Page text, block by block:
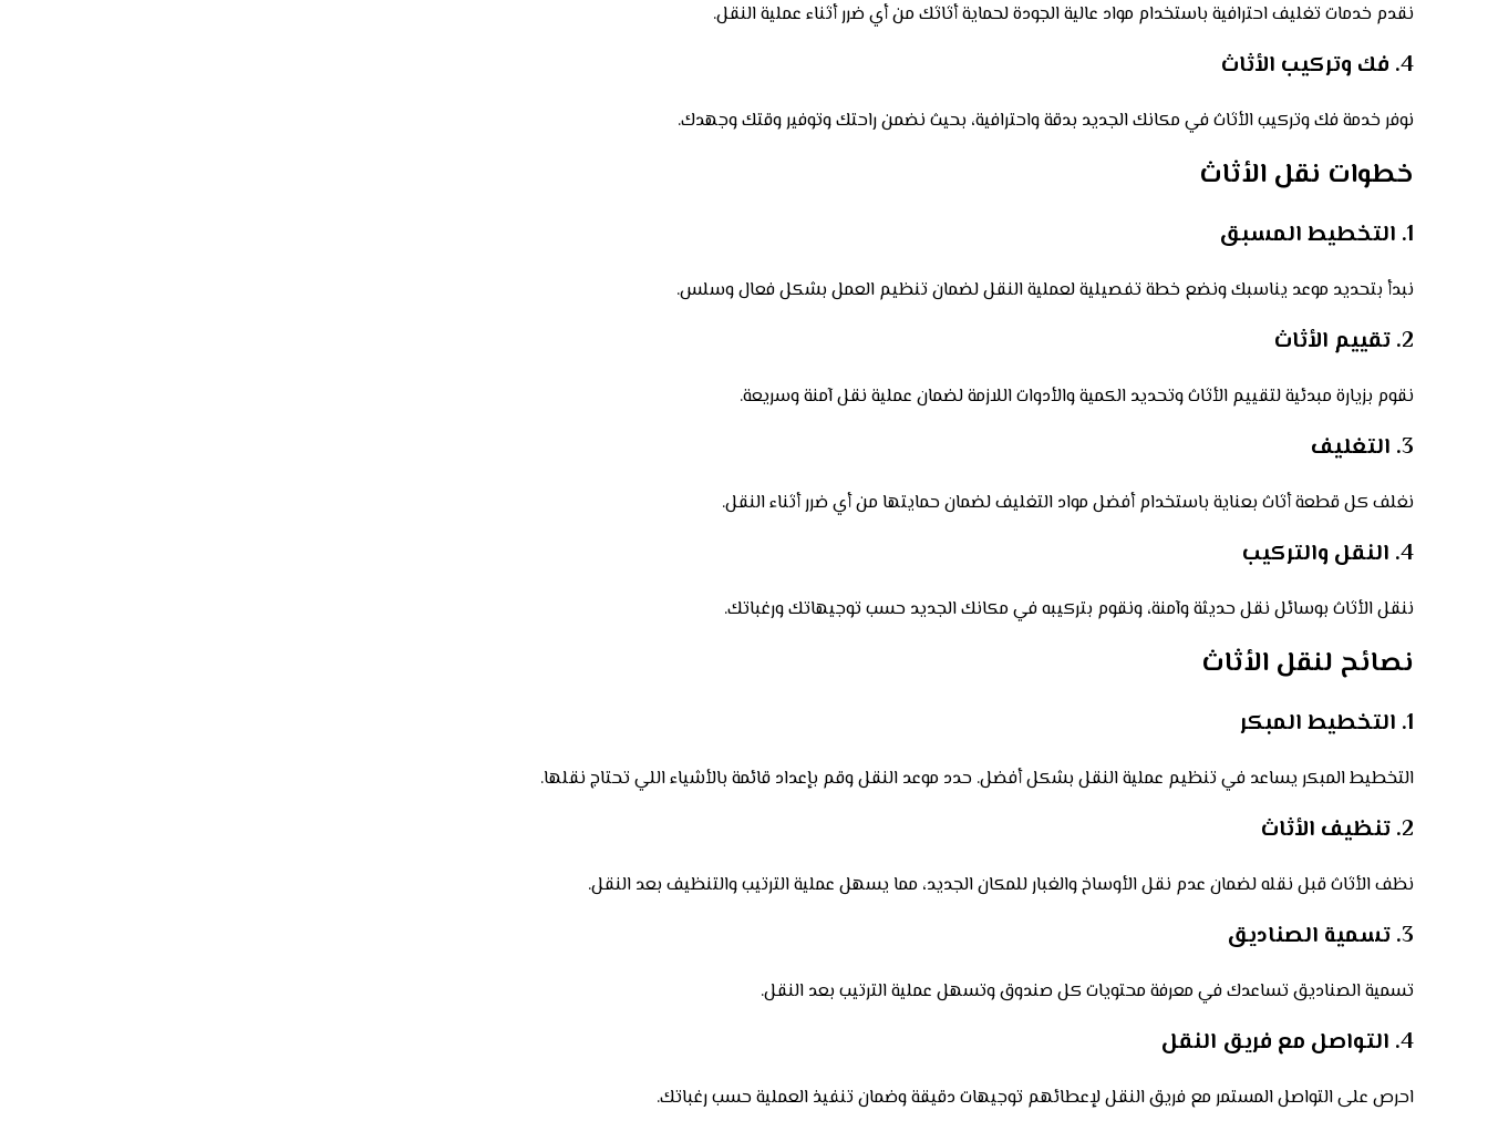
نقدم خدمات تغليف احترافية باستخدام مواد عالية الجودة لحماية أثاثك من أي ضرر أثناء عملية النقل.
4. فك وتركيب الأثاث
نوفر خدمة فك وتركيب الأثاث في مكانك الجديد بدقة واحترافية، بحيث نضمن راحتك وتوفير وقتك وجهدك.
خطوات نقل الأثاث
1. التخطيط المسبق
نبدأ بتحديد موعد يناسبك ونضع خطة تفصيلية لعملية النقل لضمان تنظيم العمل بشكل فعال وسلس.
2. تقييم الأثاث
نقوم بزيارة مبدئية لتقييم الأثاث وتحديد الكمية والأدوات اللازمة لضمان عملية نقل آمنة وسريعة.
3. التغليف
نغلف كل قطعة أثاث بعناية باستخدام أفضل مواد التغليف لضمان حمايتها من أي ضرر أثناء النقل.
4. النقل والتركيب
ننقل الأثاث بوسائل نقل حديثة وآمنة، ونقوم بتركيبه في مكانك الجديد حسب توجيهاتك ورغباتك.
نصائح لنقل الأثاث
1. التخطيط المبكر
التخطيط المبكر يساعد في تنظيم عملية النقل بشكل أفضل. حدد موعد النقل وقم بإعداد قائمة بالأشياء اللي تحتاج نقلها.
2. تنظيف الأثاث
نظف الأثاث قبل نقله لضمان عدم نقل الأوساخ والغبار للمكان الجديد، مما يسهل عملية الترتيب والتنظيف بعد النقل.
3. تسمية الصناديق
تسمية الصناديق تساعدك في معرفة محتويات كل صندوق وتسهل عملية الترتيب بعد النقل.
4. التواصل مع فريق النقل
احرص على التواصل المستمر مع فريق النقل لإعطائهم توجيهات دقيقة وضمان تنفيذ العملية حسب رغباتك.